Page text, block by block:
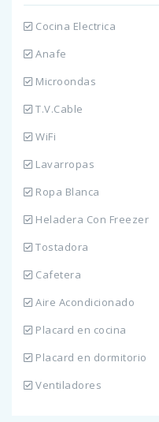
Cocina Electrica
Anafe
Microondas
T.V.Cable
WiFi
Lavarropas
Ropa Blanca
Heladera Con Freezer
Tostadora
Cafetera
Aire Acondicionado
Placard en cocina
Placard en dormitorio
Ventiladores